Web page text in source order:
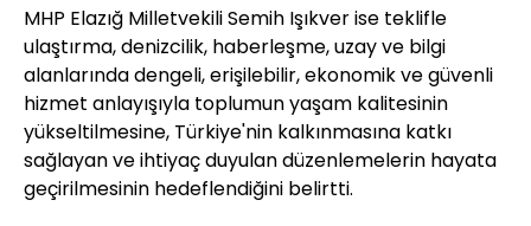
MHP Elazığ Milletvekili Semih Işıkver ise teklifle
ulaştırma, denizcilik, haberleşme, uzay ve bilgi
alanlarında dengeli, erişilebilir, ekonomik ve güvenli
hizmet anlayışıyla toplumun yaşam kalitesinin
yükseltilmesine, Türkiye'nin kalkınmasına katkı
sağlayan ve ihtiyaç duyulan düzenlemelerin hayata
geçirilmesinin hedeflendiğini belirtti.